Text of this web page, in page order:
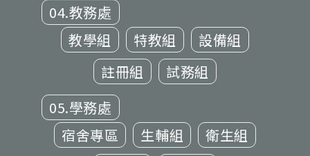
04.教務處
教學組
特教組
設備組
註冊組
試務組
05.學務處
宿舍專區
生輔組
衛生組